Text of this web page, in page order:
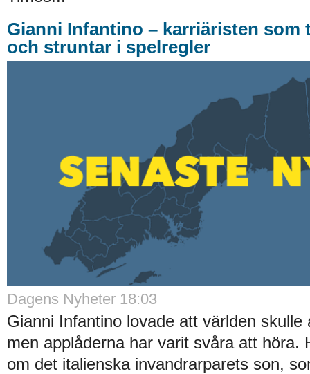
Gianni Infantino – karriäristen som
och struntar i spelregler
Dagens Nyheter 18:03
Gianni Infantino lovade att världen skulle
men applåderna har varit svåra att höra.
om det italienska invandrarparets son,